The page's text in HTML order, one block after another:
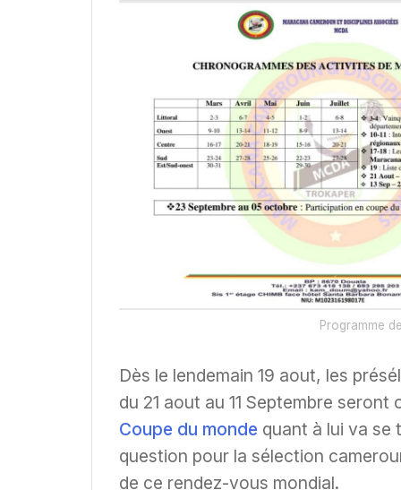
Programme
Dès le lendemain 19 aout, les
du 21 aout au 11 Septembre
Coupe du monde quant à lui va se
question pour la sélection
de ce rendez-vous mondial.